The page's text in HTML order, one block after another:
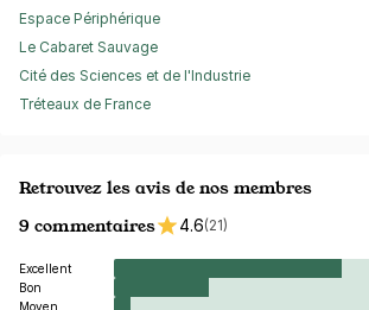
Espace Périphérique
Le Cabaret Sauvage
Cité des Sciences et de l'Industrie
Tréteaux de France
Retrouvez les avis de nos membres
9 commentaires
4.6(21)
Excellent
Bon
Moyen